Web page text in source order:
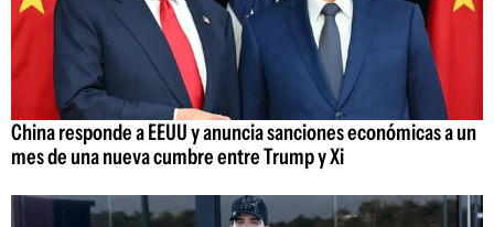
China responde a EEUU y anuncia sanciones económicas a un
mes de una nueva cumbre entre Trump y Xi